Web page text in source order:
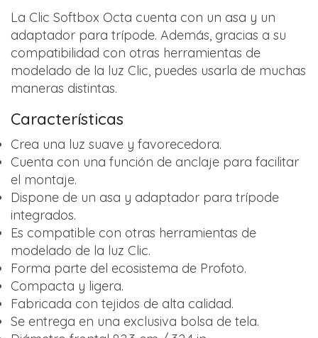
La Clic Softbox Octa cuenta con un asa y un
adaptador para trípode. Además, gracias a su
compatibilidad con otras herramientas de
modelado de la luz Clic, puedes usarla de muchas
maneras distintas.
Características
Crea una luz suave y favorecedora.
Cuenta con una función de anclaje para facilitar
el montaje.
Dispone de un asa y adaptador para trípode
integrados.
Es compatible con otras herramientas de
modelado de la luz Clic.
Forma parte del ecosistema de Profoto.
Compacta y ligera.
Fabricada con tejidos de alta calidad.
Se entrega en una exclusiva bolsa de tela.